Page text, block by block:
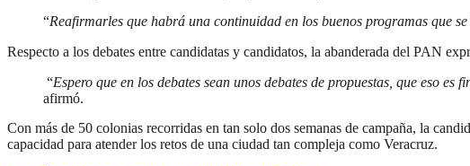
“Reafirmarles que habrá una continuidad en los buenos programas que
Respecto a los debates entre candidatas y candidatos, la abanderada del PAN
“Espero que en los debates sean unos debates de propuestas, que eso
afirmó.
Con más de 50 colonias recorridas en tan solo dos semanas de campaña, la
capacidad para atender los retos de una ciudad tan compleja como Veracruz.